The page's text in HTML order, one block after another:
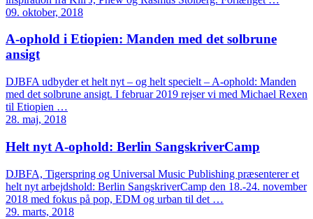
09. oktober, 2018
A-ophold i Etiopien: Manden med det solbrune
ansigt
DJBFA udbyder et helt nyt – og helt specielt – A-ophold: Manden
med det solbrune ansigt. I februar 2019 rejser vi med Michael Rexen
til Etiopien …
28. maj, 2018
Helt nyt A-ophold: Berlin SangskriverCamp
DJBFA, Tigerspring og Universal Music Publishing præsenterer et
helt nyt arbejdshold: Berlin SangskriverCamp den 18.-24. november
2018 med fokus på pop, EDM og urban til det …
29. marts, 2018